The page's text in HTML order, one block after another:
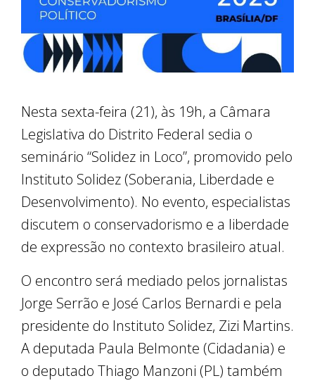
Nesta sexta-feira (21), às 19h, a Câmara
Legislativa do Distrito Federal sedia o
seminário “Solidez in Loco”, promovido pelo
Instituto Solidez (Soberania, Liberdade e
Desenvolvimento). No evento, especialistas
discutem o conservadorismo e a liberdade
de expressão no contexto brasileiro atual.
O encontro será mediado pelos jornalistas
Jorge Serrão e José Carlos Bernardi e pela
presidente do Instituto Solidez, Zizi Martins.
A deputada Paula Belmonte (Cidadania) e
o deputado Thiago Manzoni (PL) também